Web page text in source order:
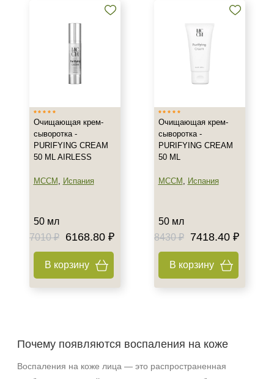
Тип товара
Сыворотка
Гель
Крем
Класс косметики
Домашняя
Профессиональная
Тип кожи
Зрелая
Очищающая крем-
сыворотка -
PURIFYING CREAM
50 ML AIRLESS
MCCM , Испания
50 мл
7010 ₽
6168.80 ₽
В корзину
Очищающая крем-
сыворотка -
PURIFYING CREAM
50 ML
MCCM , Испания
50 мл
8430 ₽
7418.40 ₽
В корзину
Почему появляются воспаления на коже
Воспаления на коже лица — это распространенная